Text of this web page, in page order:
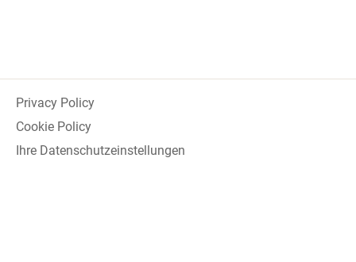
Privacy Policy
Cookie Policy
Ihre Datenschutzeinstellungen